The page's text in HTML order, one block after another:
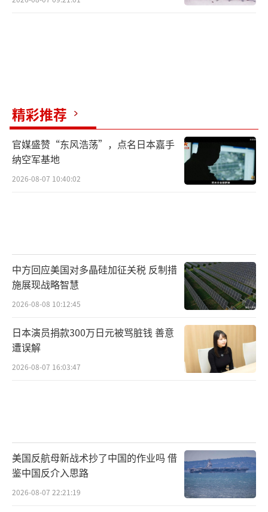
精彩推荐
官媒盛赞“东风浩荡”，点名日本嘉手
纳空军基地
2026-08-07 10:40:02
中方回应美国对多晶硅加征关税 反制措
施展现战略智慧
2026-08-08 10:12:45
日本演员捐款300万日元被骂脏钱 善意
遭误解
2026-08-07 16:03:47
美国反航母新战术抄了中国的作业吗 借
鉴中国反介入思路
2026-08-07 22:21:19